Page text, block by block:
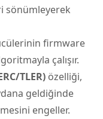
sönümleyerek
firmware
çalışır.
TLER) özelliği,
geldiğinde
engeller.